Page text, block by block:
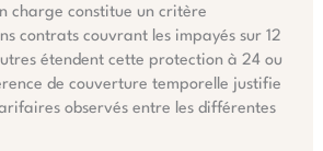
charge constitue un critère
contrats couvrant les impayés sur 12
étendent cette protection à 24 ou
de couverture temporelle justifie
observés entre les différentes